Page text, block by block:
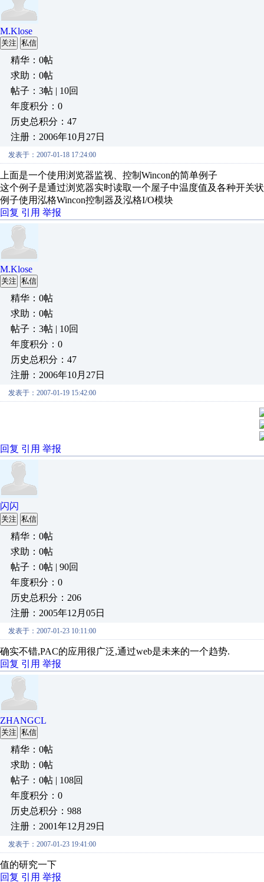
M.Klose
关注 私信
精华：0帖
求助：0帖
帖子：3帖 | 10回
年度积分：0
历史总积分：47
注册：2006年10月27日
发表于：2007-01-18 17:24:00
上面是一个使用浏览器监视、控制Wincon的简单例子
这个例子是通过浏览器实时读取一个屋子中温度值及各种开关
例子使用泓格Wincon控制器及泓格I/O模块
回复 引用 举报
M.Klose
关注 私信
精华：0帖
求助：0帖
帖子：3帖 | 10回
年度积分：0
历史总积分：47
注册：2006年10月27日
发表于：2007-01-19 15:42:00
回复 引用 举报
闪闪
关注 私信
精华：0帖
求助：0帖
帖子：0帖 | 90回
年度积分：0
历史总积分：206
注册：2005年12月05日
发表于：2007-01-23 10:11:00
确实不错,PAC的应用很广泛,通过web是未来的一个趋势.
回复 引用 举报
ZHANGCL
关注 私信
精华：0帖
求助：0帖
帖子：0帖 | 108回
年度积分：0
历史总积分：988
注册：2001年12月29日
发表于：2007-01-23 19:41:00
值的研究一下
回复 引用 举报